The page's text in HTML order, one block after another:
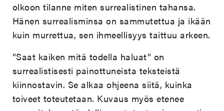
olkoon tilanne miten surrealistinen tahansa.
Hänen surrealisminsa on sammutettua ja ikään
kuin murrettua, sen ihmeellisyys taittuu arkeen.
”Saat kaiken mitä todella haluat” on
surrealistisesti painottuneista teksteistä
kiinnostavin. Se alkaa ohjeena siitä, kuinka
toiveet toteutetaan. Kuvaus myös etenee